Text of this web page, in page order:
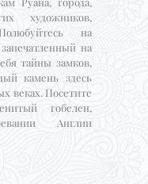
художников,
на
на
тайны замков,
камень здесь
веках. Посетите
гобелен,
Англии